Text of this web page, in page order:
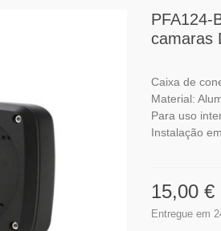
PFA124-
camaras
Caixa de
Material:
Para uso
Instalação
15,00 €
Entregue em